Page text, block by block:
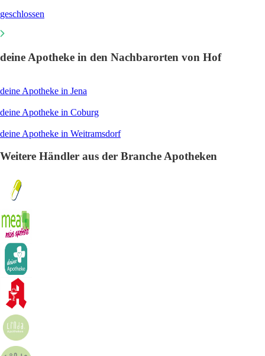
geschlossen
deine Apotheke in den Nachbarorten von Hof
deine Apotheke in Jena
deine Apotheke in Coburg
deine Apotheke in Weitramsdorf
Weitere Händler aus der Branche Apotheken